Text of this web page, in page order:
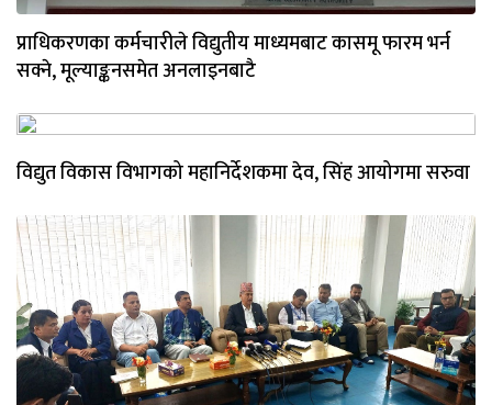
प्राधिकरणका कर्मचारीले विद्युतीय माध्यमबाट कासमू फारम भर्न
सक्ने, मूल्याङ्कनसमेत अनलाइनबाटै
विद्युत विकास विभागको महानिर्देशकमा देव, सिंह आयोगमा सरुवा